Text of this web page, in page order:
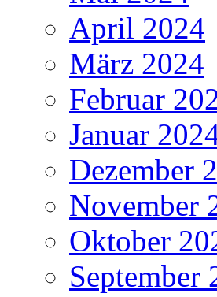
April 2024
März 2024
Februar
Januar
Dezember
November
Oktober
September